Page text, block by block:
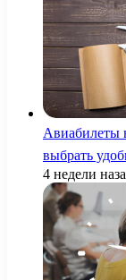
Авиабилеты
выбрать
4 недели